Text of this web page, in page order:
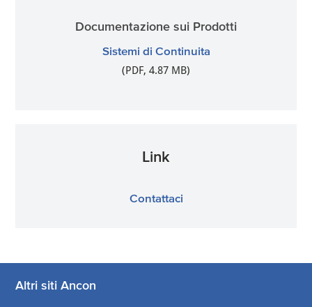
Documentazione sui Prodotti
Sistemi di Continuita
(PDF, 4.87 MB)
Link
Contattaci
Altri siti Ancon